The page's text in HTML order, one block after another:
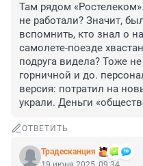
Там рядом
не работали? Значит,
вспомнить, кто знал о
самолете-поезде
подруга видела? Тоже
горничной и до.
версия: потратил на
украли. Деньги
ОТВЕТИТЬ
Традесканция